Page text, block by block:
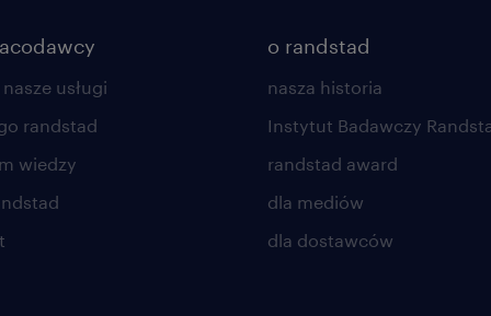
usługi
randstad
wiedzy
o randstad
nasza historia
Instytut Badawczy
randstad award
dla mediów
dla dostawców